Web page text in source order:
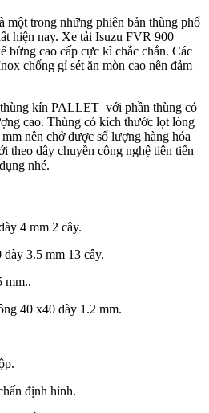
một trong những phiên bản thùng phổ
hiện nay. Xe tải Isuzu FVR 900
bửng cao cấp cực kì chắc chắn. Các
chống gỉ sét ăn mòn cao nên đảm
kín PALLET với phần thùng có
cao. Thùng có kích thước lọt lòng
nên chở được số lượng hàng hóa
theo dây chuyền công nghệ tiên tiến
nhé.
4 mm 2 cây.
3.5 mm 13 cây.
mm..
40 x40 dày 1.2 mm.
định hình.